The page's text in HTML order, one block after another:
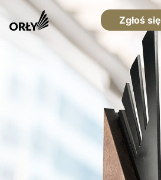
Zgłoś się